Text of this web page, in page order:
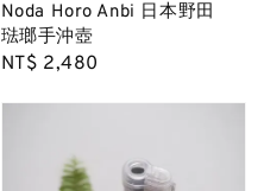
Noda Horo Anbi 日本野田
琺瑯手沖壺
Regular
NT$ 2,480